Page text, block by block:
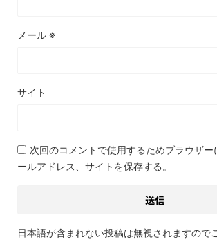
メール ※
サイト
次回のコメントで使用するためブラウザー
ールアドレス、サイトを保存する。
日本語が含まれない投稿は無視されますので